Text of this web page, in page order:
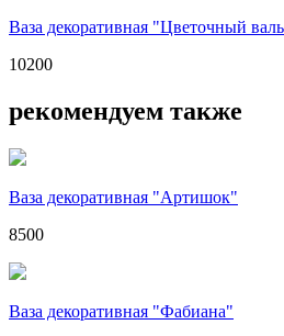
Ваза декоративная "Цветочный
10200
рекомендуем также
Ваза декоративная "Артишок"
8500
Ваза декоративная "Фабиана"